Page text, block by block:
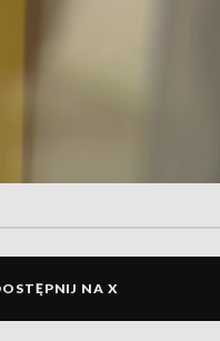
NA X